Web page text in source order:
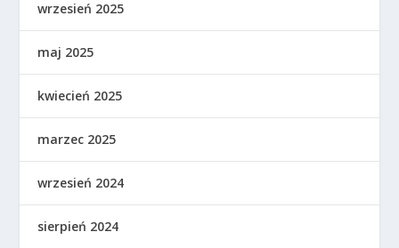
wrzesień 2025
maj 2025
kwiecień 2025
marzec 2025
wrzesień 2024
sierpień 2024